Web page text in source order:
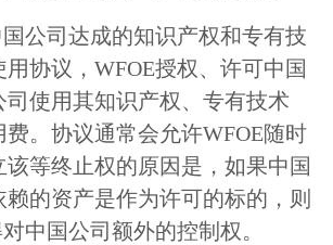
公司达成的知识产权和专有技
协议，WFOE授权、许可中国
司使用其知识产权、专有技术
。协议通常会允许WFOE随时
等终止权的原因是，如果中国
的资产是作为许可的标的，则
中国公司额外的控制权。